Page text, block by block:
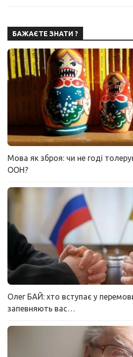
БАЖАЄТЕ ЗНАТИ ?
Мова як зброя: чи не годі
ООН?
Олег БАЙ: хто вступає у
запевняють вас…